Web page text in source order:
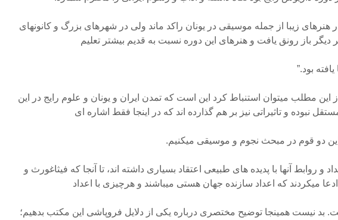
هنرهای زیبا از جمله موسیقی در یونان راکد ماند ولی در شهرهای بزرگ و کانونهای
باز رونق یافت و هنرهای این دوره نسبت به قدیم بیشتر تعلیم
بود.”
از این مطلب میتوان استنباط کرد این است که تمدن ایران و یونان و علوم رایج در این
نبوده و تاثیراتی نیز بر هم گذارده اند که در اینجا فقط اشاره ای
این دو قوم در مبحث نجوم و موسیقی میکنیم.
و روابط آنها با پدیده های طبیعی اعتقاد بسیاری داشته اند، تا آنجا که فیثاغورث و
میکردند که اعداد سازنده جهان هستی میباشند و هرچیزی با اعداد
بد نیست همینجا توضیح مختصری درباره یکی از دلایل فروپاشی این مکتب بدهیم؛